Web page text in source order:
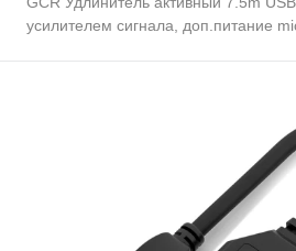
усилителем сигнала, доп.питание